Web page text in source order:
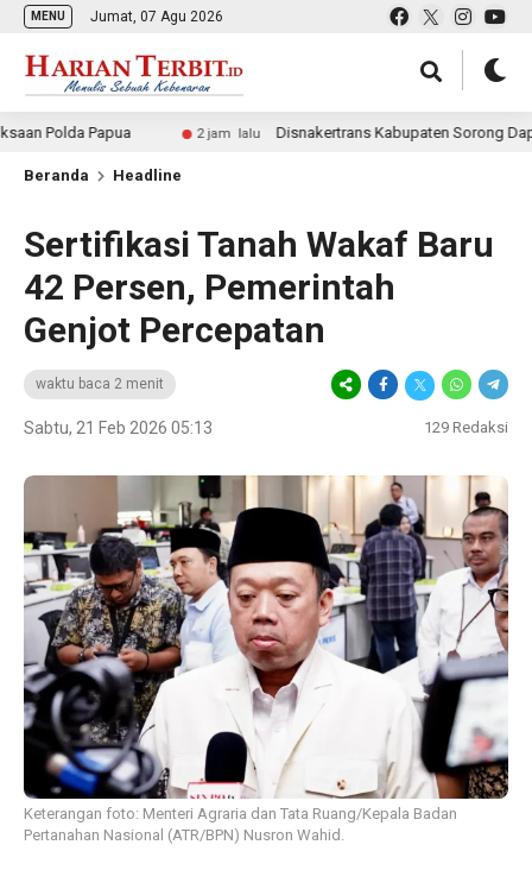
MENU Jumat, 07 Agu 2026
Papua 2 jam lalu Disnakertrans Kabupaten Sorong Dapat Dana
Beranda Headline
Sertifikasi Tanah Wakaf Baru
42 Persen, Pemerintah
Genjot Percepatan
waktu baca 2 menit
Sabtu, 21 Feb 2026 05:13 129 Redaksi
Keterangan foto: Menteri Agraria dan Tata Ruang/Kepala Badan
Pertanahan Nasional (ATR/BPN) Nusron Wahid.